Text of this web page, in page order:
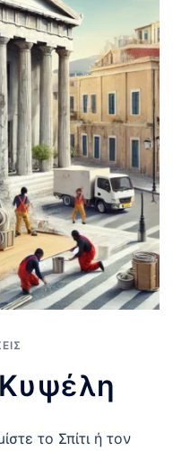
το Σπίτι ή τον